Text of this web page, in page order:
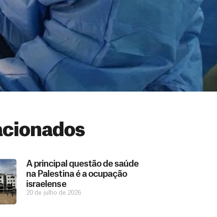
A principal questão de saúde
na Palestina é a ocupação
israelense
20 de julho de 2026